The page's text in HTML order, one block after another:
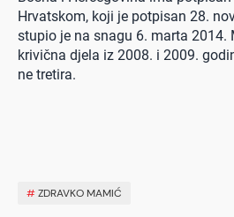
Hrvatskom, koji je potpisan 28.
stupio je na snagu 6. marta 2014.
krivična djela iz 2008. i 2009.
ne tretira.
#ZDRAVKO MAMIĆ